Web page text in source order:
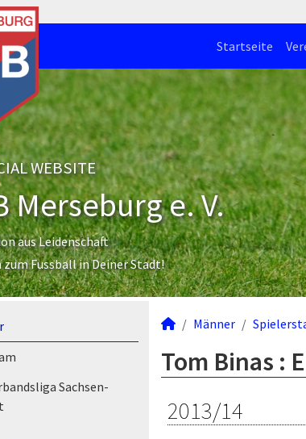
Startseite
WEBSITE
Merseburg e. V.
aus Leidenschaft
Fussball in Deiner Stadt!
Sachsen-
Männer
Tom Binas :
2013/14